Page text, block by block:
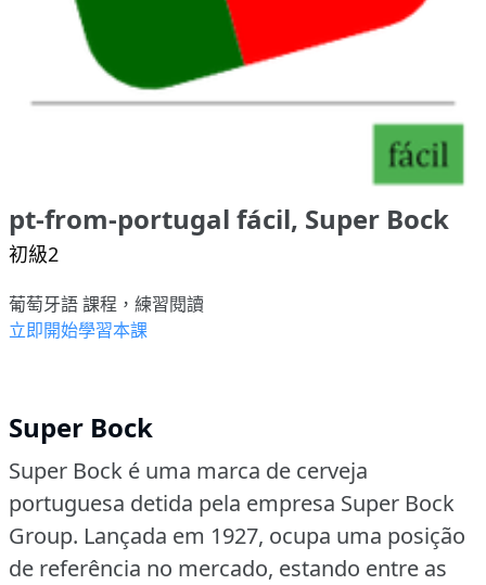
pt-from-portugal fácil, Super Bock
初級2
葡萄牙語 課程，練習閱讀
立即開始學習本課
Super Bock
Super Bock é uma marca de cerveja
portuguesa detida pela empresa Super Bock
Group. Lançada em 1927, ocupa uma posição
de referência no mercado, estando entre as